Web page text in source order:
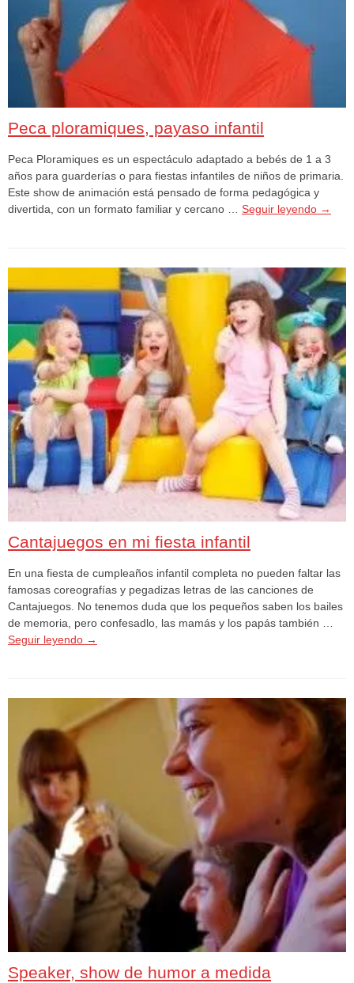
Peca ploramiques, payaso infantil
Peca Ploramiques es un espectáculo adaptado a bebés de 1 a 3
años para guarderías o para fiestas infantiles de niños de primaria.
Este show de animación está pensado de forma pedagógica y
divertida, con un formato familiar y cercano … Seguir leyendo →
Cantajuegos en mi fiesta infantil
En una fiesta de cumpleaños infantil completa no pueden faltar las
famosas coreografías y pegadizas letras de las canciones de
Cantajuegos. No tenemos duda que los pequeños saben los bailes
de memoria, pero confesadlo, las mamás y los papás también …
Seguir leyendo →
Speaker, show de humor a medida